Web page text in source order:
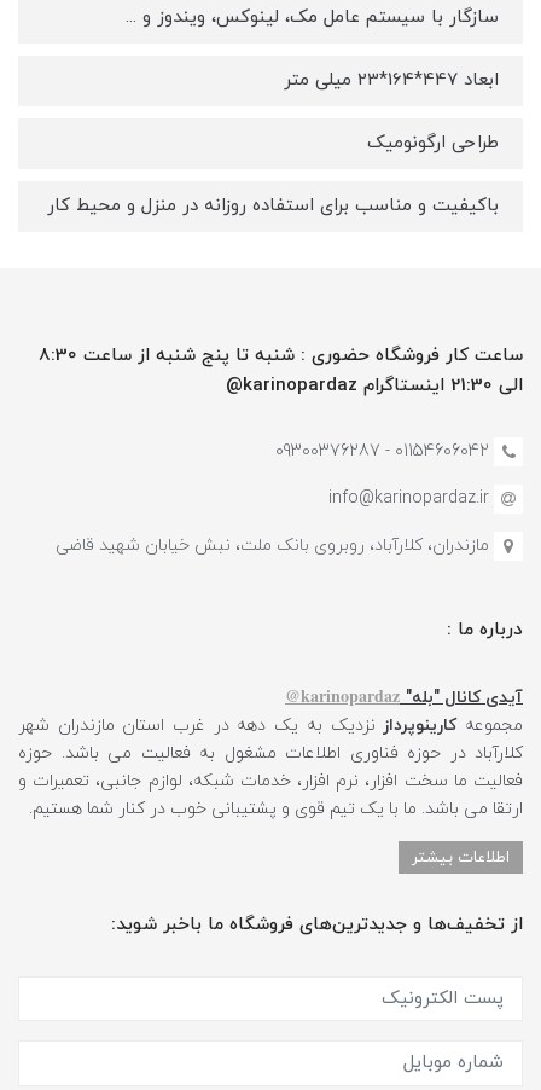
سازگار با سیستم عامل مک، لینوکس، ویندوز و ...
ابعاد 447*164*23 میلی متر
طراحی ارگونومیک
باکیفیت و مناسب برای استفاده روزانه در منزل و محیط کار
ساعت کار فروشگاه حضوری : شنبه تا پنج شنبه از ساعت 8:30
الی 21:30 اینستاگرام karinopardaz@
01154606042 - 09300376287
info@karinopardaz.ir
مازندران، کلارآباد، روبروی بانک ملت، نبش خیابان شهید قاضی
درباره ما :
آیدی کانال "بله" karinopardaz@
مجموعهکارینوپرداز نزدیک به یک دهه در غرب استان مازندران شهر
کلارآباد در حوزه فناوری اطلاعات مشغول به فعالیت می باشد. حوزه
فعالیت ما سخت افزار، نرم افزار، خدمات شبکه، لوازم جانبی، تعمیرات و
ارتقا می باشد. ما با یک تیم قوی و پشتیبانی خوب در کنار شما هستیم.
اطلاعات بیشتر
از تخفیف‌ها و جدیدترین‌های فروشگاه ما باخبر شوید: